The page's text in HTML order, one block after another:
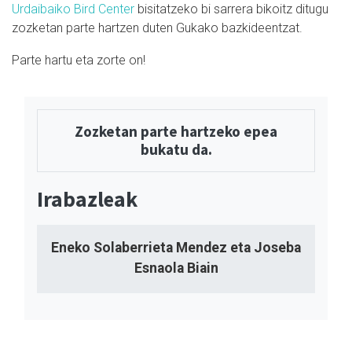
Urdaibaiko Bird Center bisitatzeko bi sarrera bikoitz ditugu
zozketan parte hartzen duten Gukako bazkideentzat.
Parte hartu eta zorte on!
Zozketan parte hartzeko epea
bukatu da.
Irabazleak
Eneko Solaberrieta Mendez eta Joseba
Esnaola Biain